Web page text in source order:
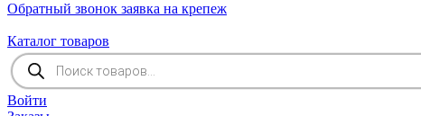
Обратный звонок заявка на крепеж
Каталог товаров
Поиск
товаров
Войти